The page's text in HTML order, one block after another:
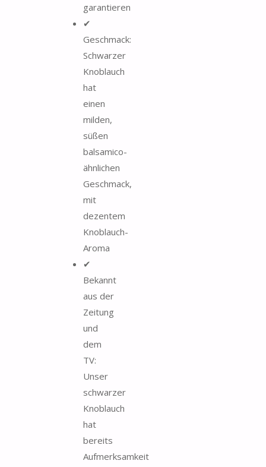
garantieren
✔
Geschmack:
Schwarzer
Knoblauch
hat
einen
milden,
süßen
balsamico-
ähnlichen
Geschmack,
mit
dezentem
Knoblauch-
Aroma
✔
Bekannt
aus der
Zeitung
und
dem
TV:
Unser
schwarzer
Knoblauch
hat
bereits
Aufmerksamkeit